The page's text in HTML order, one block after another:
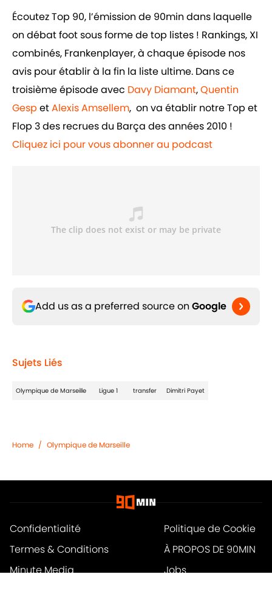
Écoutez Top 90, l’émission de 90min dans laquelle
on débat foot sous forme de top listes ! Rankings, XI
combinés, Frankenplayer, à chaque épisode nos
avis pour établir à la fin la liste ultime. Dans ce
troisième épisode avec Davy Diamant,Quentin
Gesp etAlexis Amsellem, on va établir notre Top et
Flop 3 des recrues du Barça des années 2010 !
Cliquez ici pour vous abonner au podcast
Add us as a preferred source on Google
Sujets Liés
Olympique de Marseille Ligue 1 transfer Dimitri Payet
Home / Olympique de Marseille
Confidentialité
Politique de Cookie
Termes & Conditions
À PROPOS DE 90MIN
Minute Media
Jobs